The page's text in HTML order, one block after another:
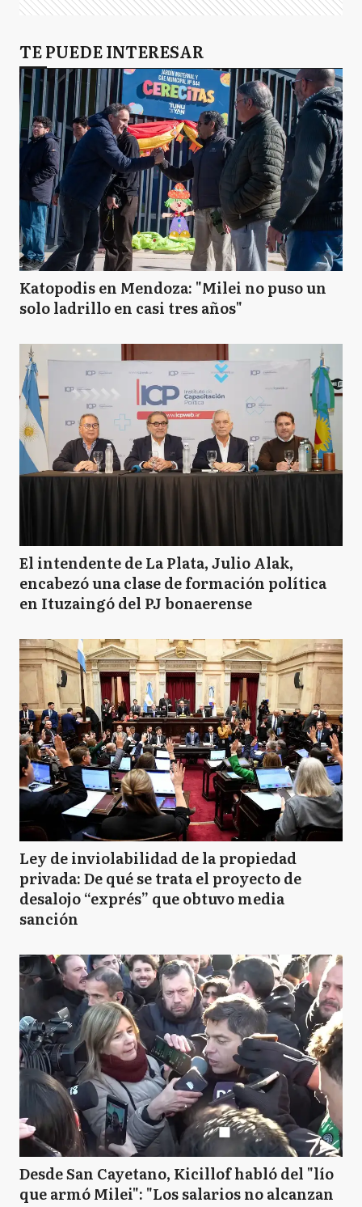
TE PUEDE INTERESAR
Katopodis en Mendoza: "Milei no puso un
solo ladrillo en casi tres años"
El intendente de La Plata, Julio Alak,
encabezó una clase de formación política
en Ituzaingó del PJ bonaerense
Ley de inviolabilidad de la propiedad
privada: De qué se trata el proyecto de
desalojo “exprés” que obtuvo media
sanción
Desde San Cayetano, Kicillof habló del "lío
que armó Milei": "Los salarios no alcanzan